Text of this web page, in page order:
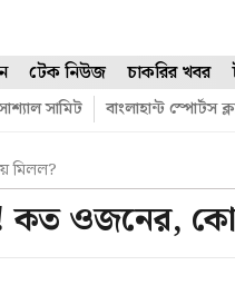
টেক নিউজ চাকরির খবর
সামিট বাংলাহান্ট স্পোর্টস
মিলল?
কত ওজনের,